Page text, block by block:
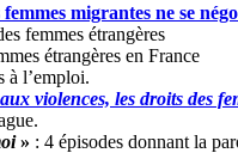
migrantes ne se
femmes étrangères
étrangères en France
à l’emploi.
violences, les droits des
» : 4 épisodes donnant la